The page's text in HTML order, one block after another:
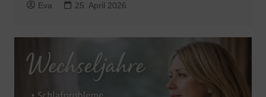
Eva 25. April 2026